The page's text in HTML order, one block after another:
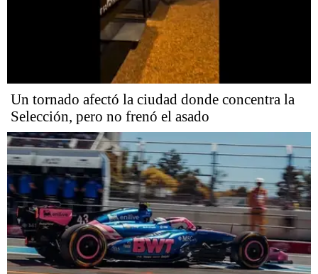
Un tornado afectó la ciudad donde concentra la
Selección, pero no frenó el asado